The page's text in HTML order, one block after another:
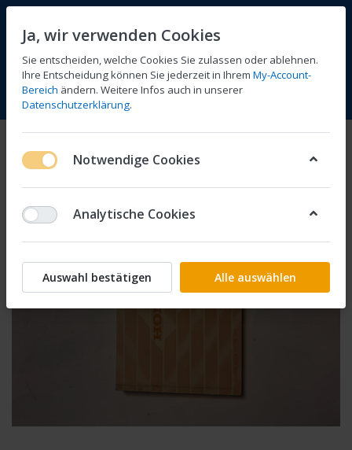
Menü Anmelden Vergleichen Wunschliste
Ja, wir verwenden Cookies
Sie entscheiden, welche Cookies Sie zulassen oder ablehnen.
Ihre Entscheidung können Sie jederzeit in Ihrem My-Account-
Bereich ändern. Weitere Infos auch in unserer
Datenschutzerklärung.
Notwendige Cookies
Analytische Cookies
Auswahl bestätigen Alle auswählen